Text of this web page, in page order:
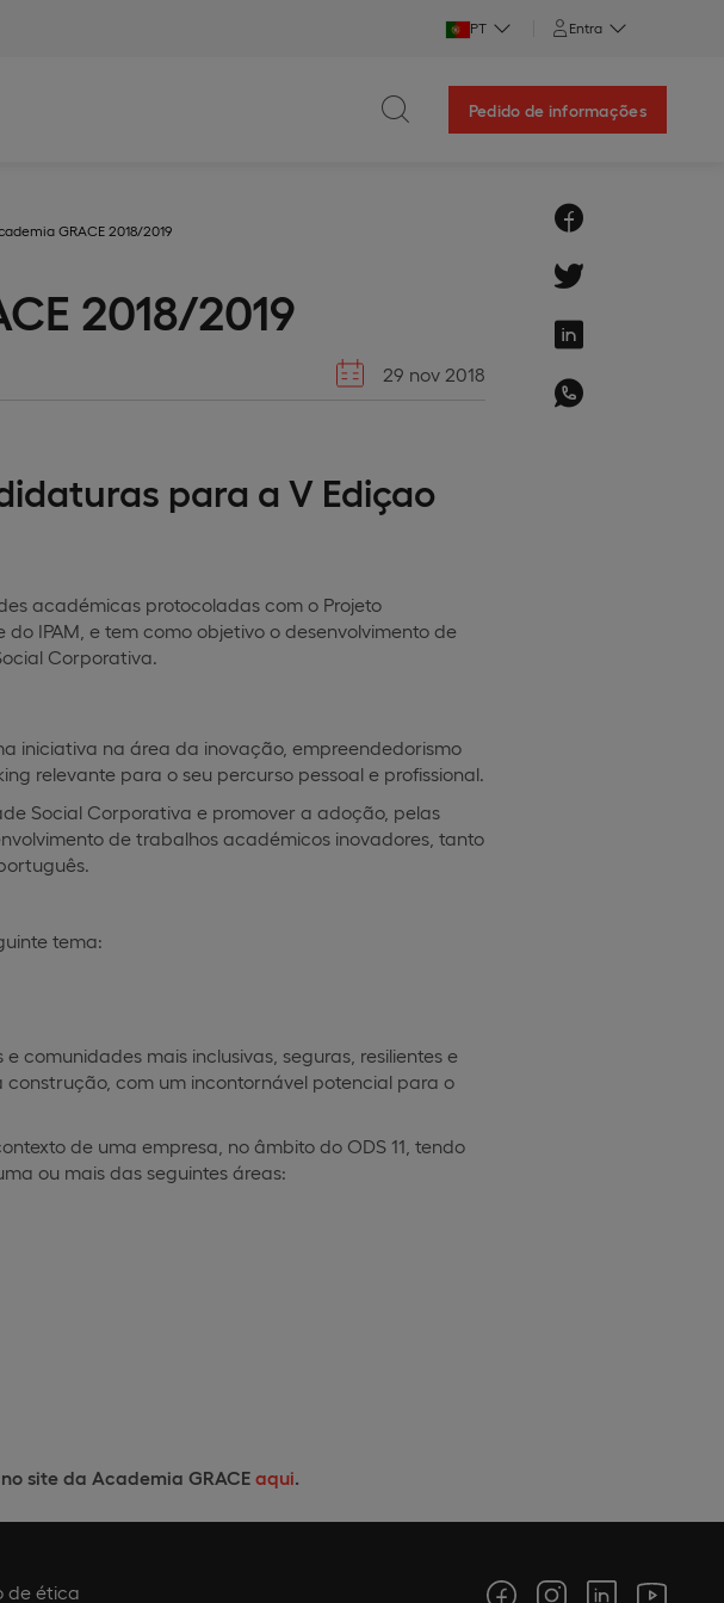
PT Entra
Pedido de informações
GRACE 2018/2019
2018/2019
29 nov 2018
para a V Ediçao
académicas protocoladas com o Projeto
IPAM, e tem como objetivo o desenvolvimento de
Corporativa.
iniciativa na área da inovação, empreendedorismo
relevante para o seu percurso pessoal e profissional.
Social Corporativa e promover a adoção, pelas
de trabalhos académicos inovadores, tanto
tema:
comunidades mais inclusivas, seguras, resilientes e
construção, com um incontornável potencial para o
de uma empresa, no âmbito do ODS 11, tendo
ou mais das seguintes áreas:
site da Academia GRACE aqui.
de ética